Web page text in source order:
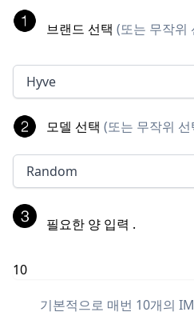
브랜드 선택 (또는 무작위
Hyve
모델 선택 (또는 무작위 선
Random
필요한 양 입력 .
기본적으로 매번 10개의